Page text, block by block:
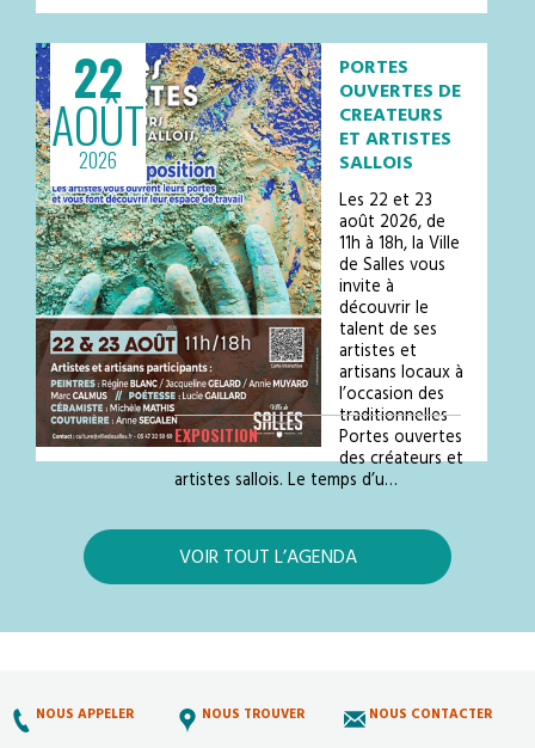
22
AOÛT
2026
PORTES
OUVERTES DE
CREATEURS
ET ARTISTES
SALLOIS
Les 22 et 23
août 2026, de
11h à 18h, la Ville
de Salles vous
invite à
découvrir le
talent de ses
artistes et
artisans locaux à
l’occasion des
traditionnelles
Portes ouvertes
des créateurs et
artistes sallois. Le temps d’u…
EXPOSITION
VOIR TOUT L’AGENDA
NOUS APPELER NOUS TROUVER NOUS CONTACTER